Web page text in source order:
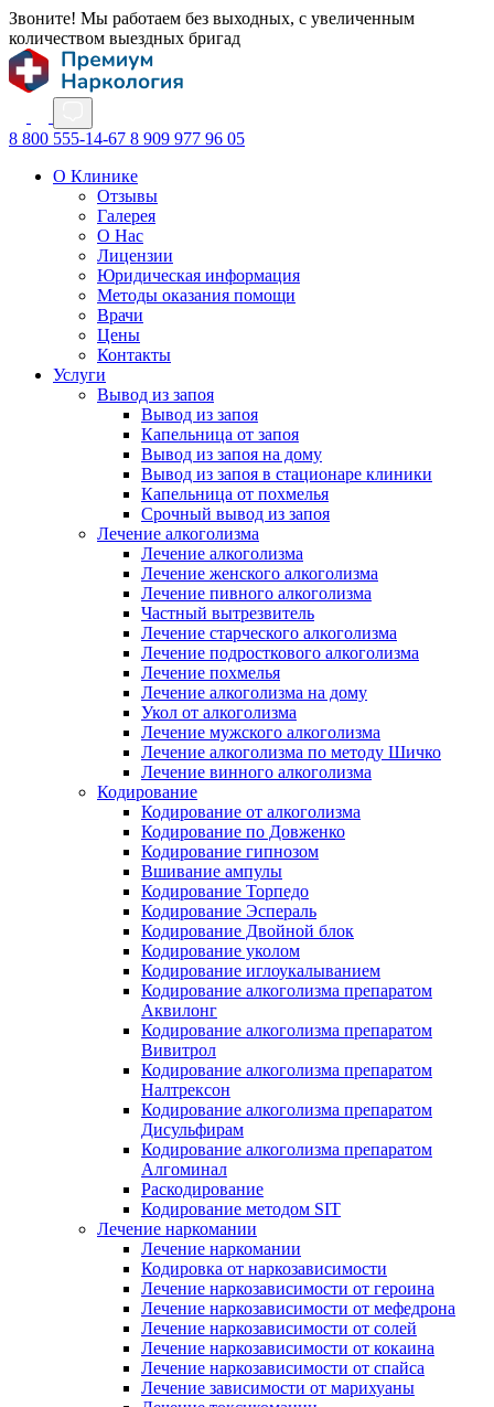
Звоните! Мы работаем без выходных, с увеличенным
количеством выездных бригад
8 800 555-14-67 8 909 977 96 05
О Клинике
Отзывы
Галерея
О Нас
Лицензии
Юридическая информация
Методы оказания помощи
Врачи
Цены
Контакты
Услуги
Вывод из запоя
Вывод из запоя
Капельница от запоя
Вывод из запоя на дому
Вывод из запоя в стационаре клиники
Капельница от похмелья
Срочный вывод из запоя
Лечение алкоголизма
Лечение алкоголизма
Лечение женского алкоголизма
Лечение пивного алкоголизма
Частный вытрезвитель
Лечение старческого алкоголизма
Лечение подросткового алкоголизма
Лечение похмелья
Лечение алкоголизма на дому
Укол от алкоголизма
Лечение мужского алкоголизма
Лечение алкоголизма по методу Шичко
Лечение винного алкоголизма
Кодирование
Кодирование от алкоголизма
Кодирование по Довженко
Кодирование гипнозом
Вшивание ампулы
Кодирование Торпедо
Кодирование Эспераль
Кодирование Двойной блок
Кодирование уколом
Кодирование иглоукалыванием
Кодирование алкоголизма препаратом
Аквилонг
Кодирование алкоголизма препаратом
Вивитрол
Кодирование алкоголизма препаратом
Налтрексон
Кодирование алкоголизма препаратом
Дисульфирам
Кодирование алкоголизма препаратом
Алгоминал
Раскодирование
Кодирование методом SIT
Лечение наркомании
Лечение наркомании
Кодировка от наркозависимости
Лечение наркозависимости от героина
Лечение наркозависимости от мефедрона
Лечение наркозависимости от солей
Лечение наркозависимости от кокаина
Лечение наркозависимости от спайса
Лечение зависимости от марихуаны